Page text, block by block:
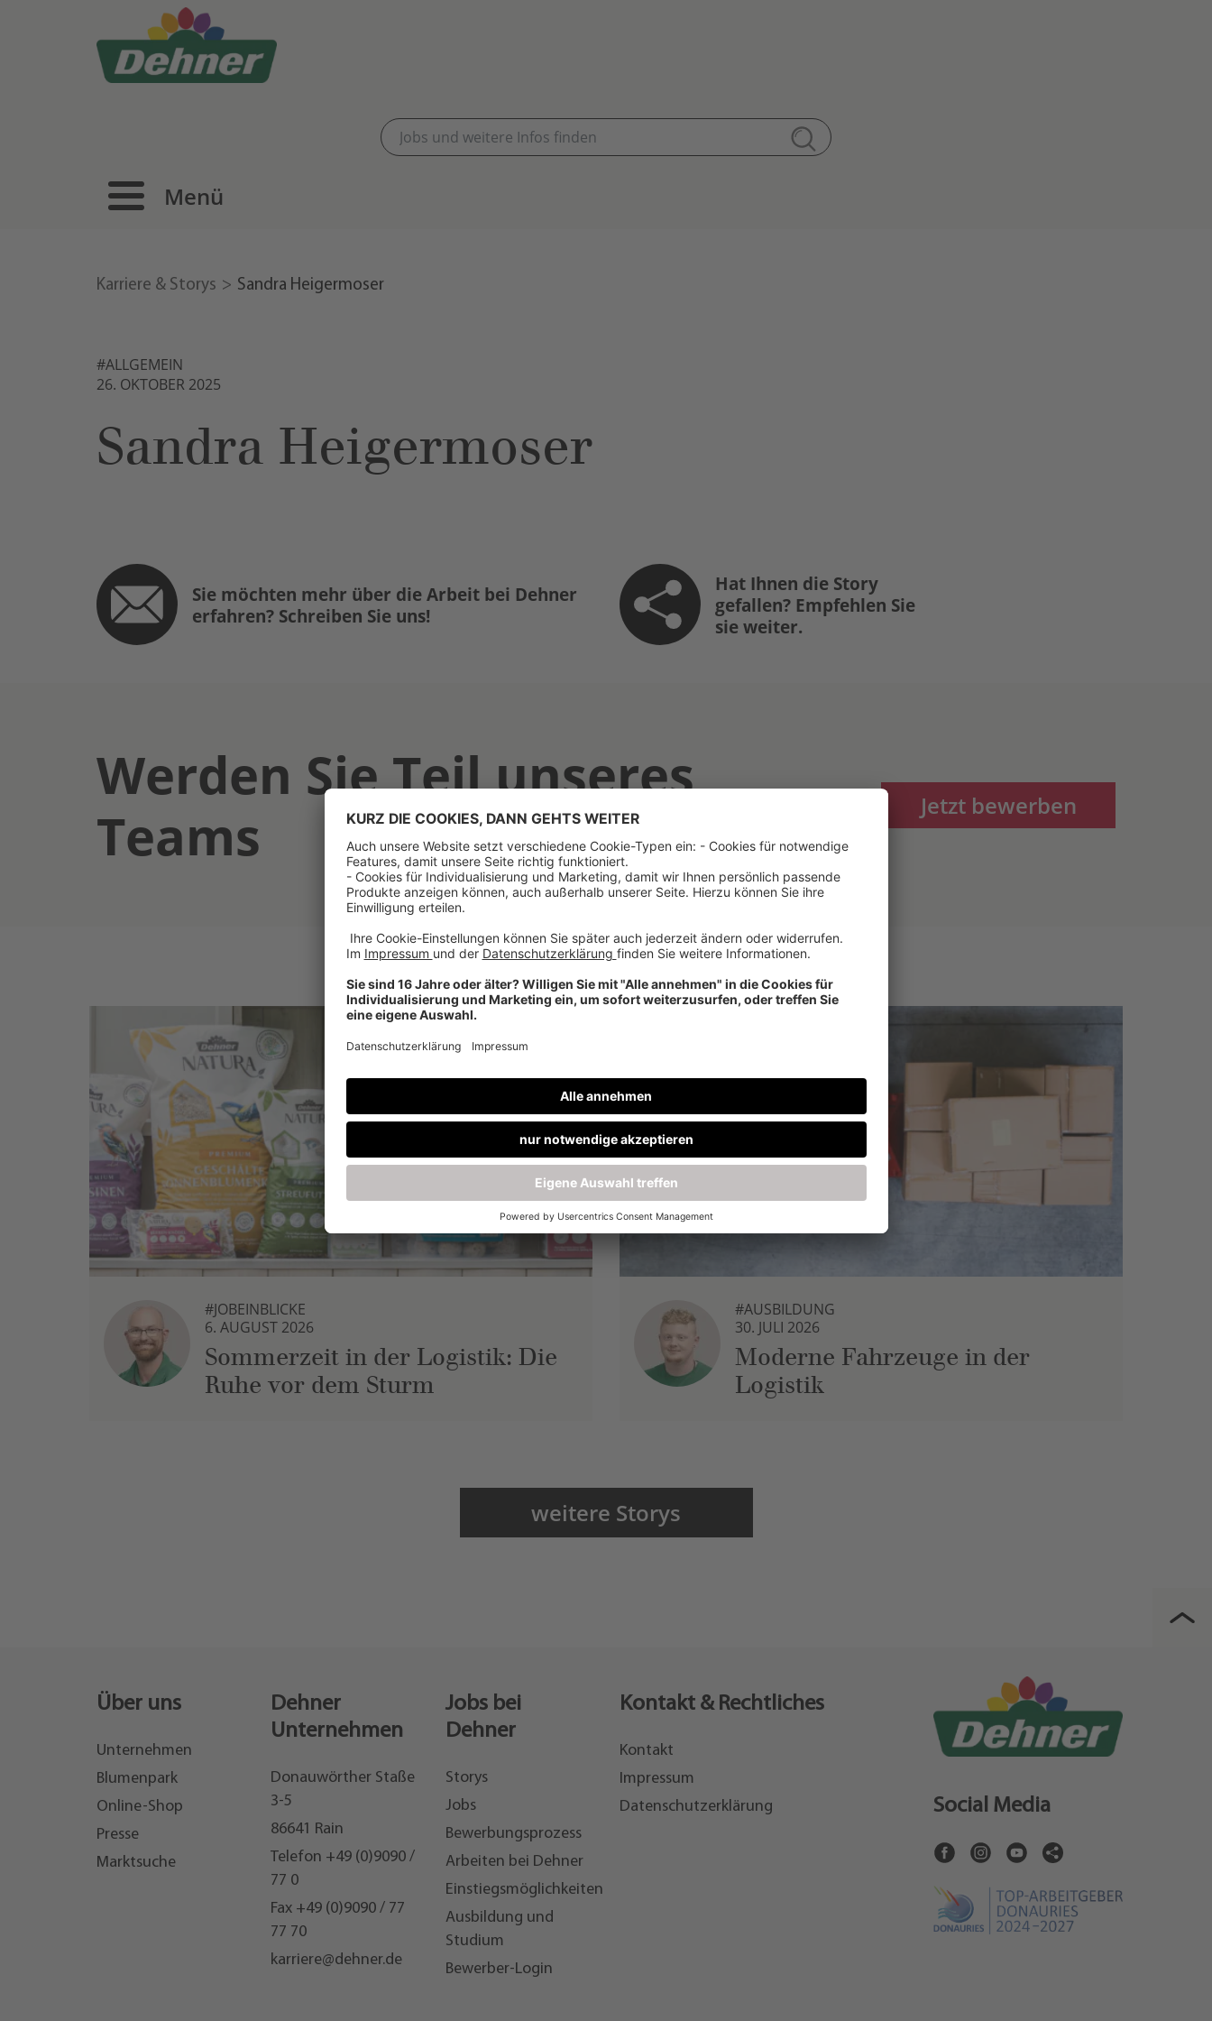
Menü
Karriere & Storys Sandra Heigermoser
#ALLGEMEIN
26. OKTOBER 2025
Sandra Heigermoser
Sie möchten mehr über die Arbeit bei Dehner
erfahren? Schreiben Sie uns!
Hat Ihnen die Story
gefallen? Empfehlen Sie
sie weiter.
Werden Sie Teil unseres
Teams
Jetzt bewerben
#JOBEINBLICKE
6. AUGUST 2026
Sommerzeit in der Logistik: Die
Ruhe vor dem Sturm
#AUSBILDUNG
30. JULI 2026
Moderne Fahrzeuge in der
Logistik
weitere Storys
Über uns
Unternehmen
Blumenpark
Online-Shop
Presse
Marktsuche
Dehner
Unternehmen
Donauwörther Staße
3-5
86641 Rain
Telefon +49 (0)9090 /
77 0
Fax +49 (0)9090 / 77
77 70
karriere@dehner.de
Jobs bei
Dehner
Storys
Jobs
Bewerbungsprozess
Arbeiten bei Dehner
Einstiegsmöglichkeiten
Ausbildung und
Studium
Bewerber-Login
Kontakt & Rechtliches
Kontakt
Impressum
Datenschutzerklärung
Social Media